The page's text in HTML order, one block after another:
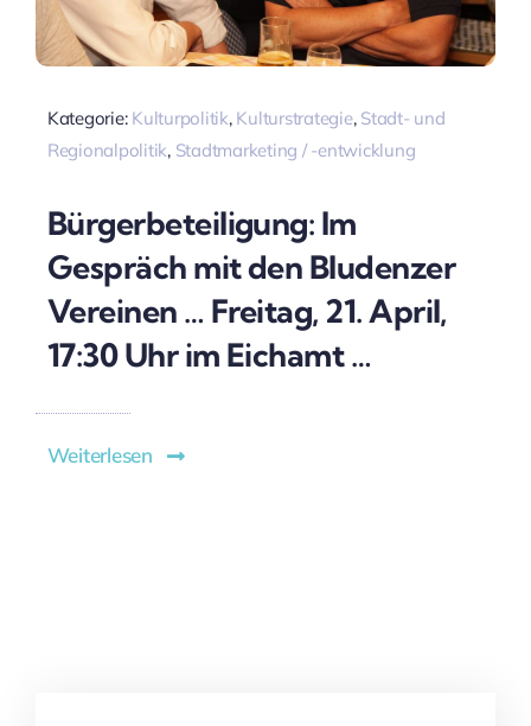
Kategorie: Kulturpolitik, Kulturstrategie, Stadt- und
Regionalpolitik, Stadtmarketing / -entwicklung
Bürgerbeteiligung: Im
Gespräch mit den Bludenzer
Vereinen … Freitag, 21. April,
17:30 Uhr im Eichamt …
Weiterlesen